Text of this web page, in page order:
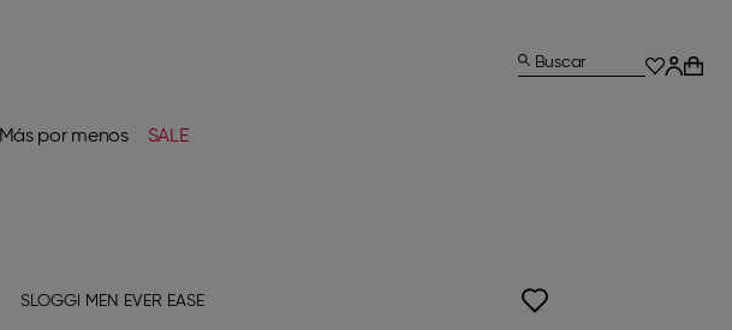
Más por menos SALE
Buscar
SLOGGI MEN EVER EASE